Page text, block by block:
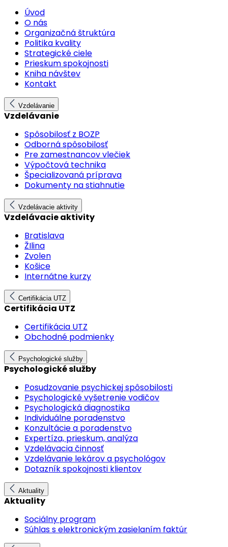
Úvod
O nás
Organizačná štruktúra
Politika kvality
Strategické ciele
Prieskum spokojnosti
Kniha návštev
Kontakt
Vzdelávanie
Vzdelávanie
Spôsobilosť z BOZP
Odborná spôsobilosť
Pre zamestnancov vlečiek
Výpočtová technika
Špecializovaná príprava
Dokumenty na stiahnutie
Vzdelávacie aktivity
Vzdelávacie aktivity
Bratislava
ŽIlina
Zvolen
Košice
Internátne kurzy
Certifikácia UTZ
Certifikácia UTZ
Certifikácia UTZ
Obchodné podmienky
Psychologické služby
Psychologické služby
Posudzovanie psychickej spôsobilosti
Psychologické vyšetrenie vodičov
Psychologická diagnostika
Individuálne poradenstvo
Konzultácie a poradenstvo
Expertíza, prieskum, analýza
Vzdelávacia činnosť
Vzdelávanie lekárov a psychológov
Dotazník spokojnosti klientov
Aktuality
Aktuality
Sociálny program
Súhlas s elektronickým zasielaním faktúr